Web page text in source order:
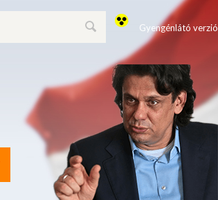
Gyengénlátó verzió